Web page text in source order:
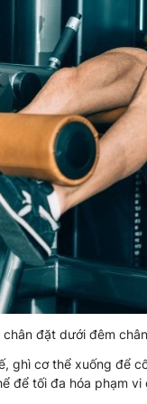
đặt dưới đêm
ghì cơ thể xuống để
để tối đa hóa phạm vi